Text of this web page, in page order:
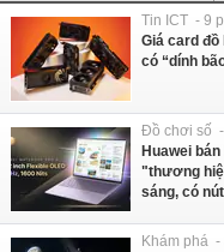
Tin ICT - 9
Giá card đồ
có “dính
Đồ chơi số
Huawei
"thương
sáng, có
Khám phá